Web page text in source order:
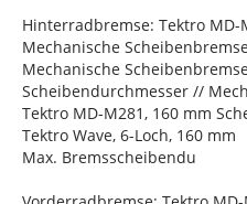
Hinterradbremse: Tektro
Mechanische
Mechanische
Scheibendurchmesser //
Tektro MD-M281, 160 mm
Tektro Wave, 6-Loch, 160 mm
Max. Bremsscheibendu